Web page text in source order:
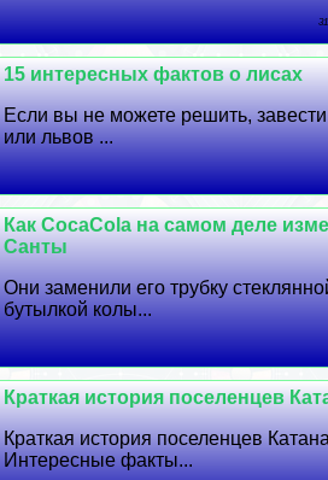
15 интересных фактов о лисах
Если вы не можете решить,
или львов ...
Как CocaCola на самом деле
Санты
Они заменили его трубку
бутылкой колы...
Краткая история поселенцев
Краткая история поселенцев
Интересные факты...